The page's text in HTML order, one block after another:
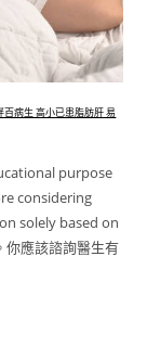
病生 高小已患脂肪肝 易
purpose
considering
solely based on
應該諮詢醫生有